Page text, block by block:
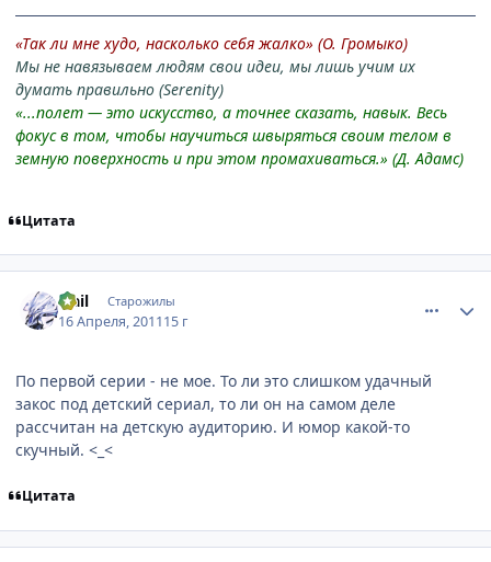
«Так ли мне худо, насколько себя жалко» (О. Громыко)
Мы не навязываем людям свои идеи, мы лишь учим их
думать правильно (Serenity)
«...полет — это искусство, а точнее сказать, навык. Весь
фокус в том, чтобы научиться швыряться своим телом в
земную поверхность и при этом промахиваться.» (Д. Адамс)
Цитата
Flail Старожилы
16 Апреля, 201115 г
По первой серии - не мое. То ли это слишком удачный
закос под детский сериал, то ли он на самом деле
рассчитан на детскую аудиторию. И юмор какой-то
скучный. <_<
Цитата